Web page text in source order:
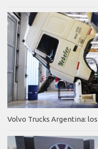
Volvo Trucks Argentina: